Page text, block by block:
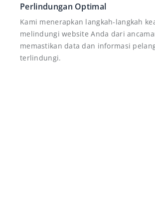
Perlindungan Optimal
Kami menerapkan langkah-langkah
melindungi website Anda dari
memastikan data dan informasi
terlindungi.